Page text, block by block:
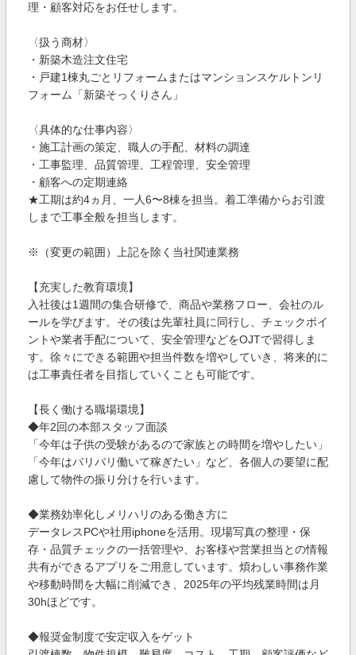
理・顧客対応をお任せします。
〈扱う商材〉
・新築木造注文住宅
・戸建1棟丸ごとリフォームまたはマンションスケルトンリ
フォーム「新築そっくりさん」
〈具体的な仕事内容〉
・施⼯計画の策定、職⼈の⼿配、材料の調達
・⼯事監理、品質管理、⼯程管理、安全管理
・顧客への定期連絡
★⼯期は約4ヵ⽉、⼀⼈6〜8棟を担当。着⼯準備からお引渡
しまで⼯事全般を担当します。
※（変更の範囲）上記を除く当社関連業務
【充実した教育環境】
入社後は1週間の集合研修で、商品や業務フロー、会社のル
ールを学びます。その後は先輩社員に同行し、チェックポイ
ントや業者手配について、安全管理などをOJTで習得しま
す。徐々にできる範囲や担当件数を増やしていき、将来的に
は工事責任者を目指していくことも可能です。
【長く働ける職場環境】
◆年2回の本部スタッフ⾯談
「今年は⼦供の受験があるので家族との時間を増やしたい」
「今年はバリバリ働いて稼ぎたい」など、各個⼈の要望に配
慮して物件の振り分けを行います。
◆業務効率化しメリハリのある働き方に
データレスPCや社⽤iphoneを活⽤。現場写真の整理・保
存・品質チェックの一括管理や、お客様や営業担当との情報
共有ができるアプリをご用意しています。煩わしい事務作業
や移動時間を大幅に削減でき、2025年の平均残業時間は月
30hほどです。
◆報奨⾦制度で安定収入をゲット